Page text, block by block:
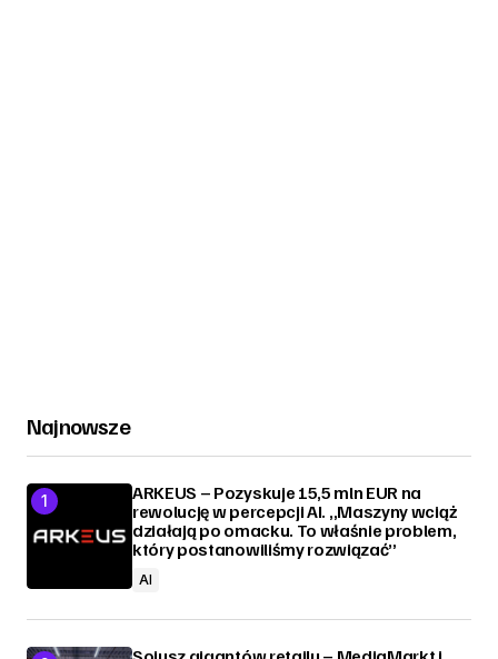
Najnowsze
ARKEUS – Pozyskuje 15,5 mln EUR na
rewolucję w percepcji AI. „Maszyny wciąż
działają po omacku. To właśnie problem,
który postanowiliśmy rozwiązać”
AI